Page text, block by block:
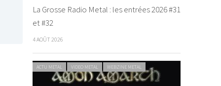
La Grosse Radio Metal : les entrées 2026 #31
et #32
4 AOÛT 2026
ACTU METAL VIDEO METAL WEBZINE METAL